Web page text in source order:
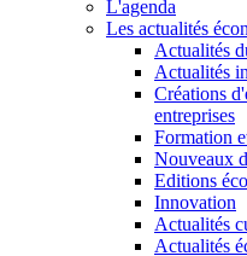
L'agenda
Les actualités
Actualités
Actualités
Créations
entreprises
Formation
Nouveaux
Editions
Innovation
Actualités
Actualités